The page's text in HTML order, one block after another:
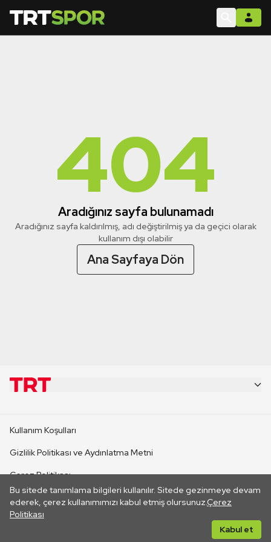
404
Aradığınız sayfa bulunamadı
Aradığınız sayfa kaldırılmış, adı değiştirilmiş ya da geçici olarak
kullanım dışı olabilir
Ana Sayfaya Dön
Bu sitede tanımlama bilgileri kullanılır. Sitede gezinmeye devam
ederek, çerez kullanımımızı kabul etmiş olursunuz.Çerez
Politikası
Kabul et
CANLI YAYINLAR
Kullanım Koşulları
Gizlilik Politikası ve Aydınlatma Metni
Çerez Politikası
İletişim
Her hakkı saklıdır. ©2026 TRT. Bağlantı yoluyla gidilen dış